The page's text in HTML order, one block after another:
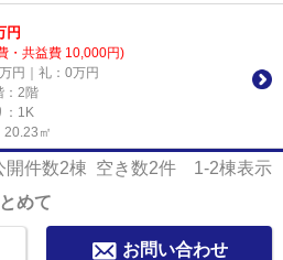
円
・共益費 10,000円)
円｜礼：0万円
：2階
：1K
20.23㎡
開件数2棟 空き数2件 1-2棟表示
めて
お問い合わせ